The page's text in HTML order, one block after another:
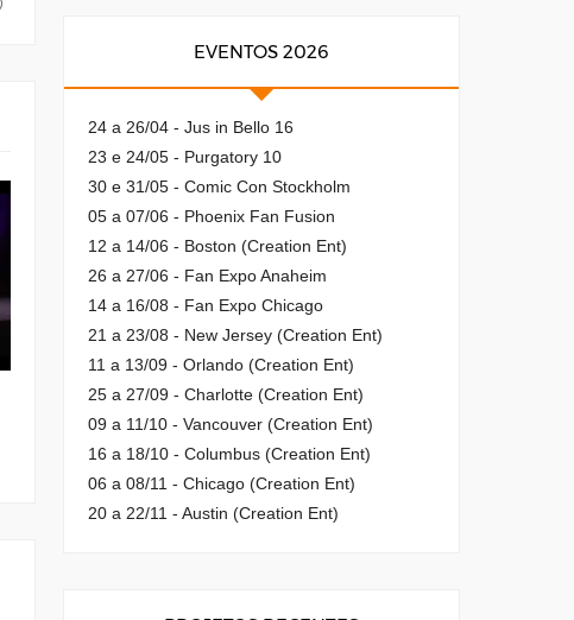
EVENTOS 2026
24 a 26/04 - Jus in Bello 16
23 e 24/05 - Purgatory 10
30 e 31/05 - Comic Con Stockholm
05 a 07/06 - Phoenix Fan Fusion
12 a 14/06 - Boston (Creation Ent)
26 a 27/06 - Fan Expo Anaheim
14 a 16/08 - Fan Expo Chicago
21 a 23/08 - New Jersey (Creation Ent)
11 a 13/09 - Orlando (Creation Ent)
25 a 27/09 - Charlotte (Creation Ent)
09 a 11/10 - Vancouver (Creation Ent)
16 a 18/10 - Columbus (Creation Ent)
06 a 08/11 - Chicago (Creation Ent)
20 a 22/11 - Austin (Creation Ent)